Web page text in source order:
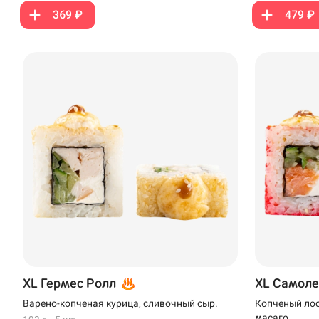
369 ₽ 479 ₽
XL Гермес Ролл
Варено-копченая курица, сливочный сыр.
XL
Копченый
Уренгой